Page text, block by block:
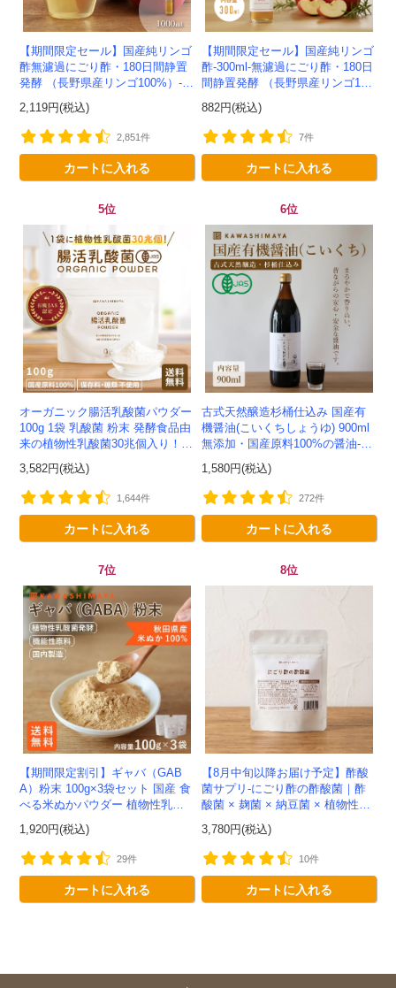
【期間限定セール】国産純リンゴ
酢無濾過にごり酢・180日間静置
発酵 （長野県産リンゴ100%）-1
000ml-かわしま屋-
2,119円(税込)
2,851件
カートに入れる
【期間限定セール】国産純リンゴ
酢-300ml-無濾過にごり酢・180日
間静置発酵 （長野県産リンゴ10
0%）-かわしま屋-
882円(税込)
7件
カートに入れる
5位
オーガニック腸活乳酸菌パウダー
100g 1袋 乳酸菌 粉末 発酵食品由
来の植物性乳酸菌30兆個入り！有
機JAS認定 -かわしま屋- 【送料無
料】 *メ...
3,582円(税込)
1,644件
カートに入れる
6位
古式天然醸造杉桶仕込み 国産有
機醤油(こいくちしょうゆ) 900ml
無添加・国産原料100%の醤油-か
わしま屋-
1,580円(税込)
272件
カートに入れる
7位
【期間限定割引】ギャバ（GAB
A）粉末 100g×3袋セット 国産 食
べる米ぬかパウダー 植物性乳酸
菌発酵 -かわしま屋- 【送料無
料】*メール便での発送...
1,920円(税込)
29件
カートに入れる
8位
【8月中旬以降お届け予定】酢酸
菌サプリ-にごり酢の酢酸菌｜酢
酸菌 × 麹菌 × 納豆菌 × 植物性乳
酸菌20兆個を一粒に凝縮-かわし
ま屋-【送料無料】*メ...
3,780円(税込)
10件
カートに入れる
会員登録ありがとうございます！
＼ ご登録の感謝を込めて ／
新規会員様限定特典クーポン